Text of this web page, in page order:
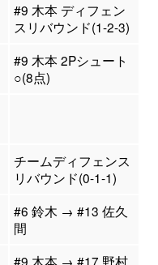
#9 木本 ディフェン
スリバウンド(1-2-3)
#9 木本 2Pシュート
○(8点)
チームディフェンス
リバウンド(0-1-1)
#6 鈴木 → #13 佐久
間
#9 木本 → #17 野村